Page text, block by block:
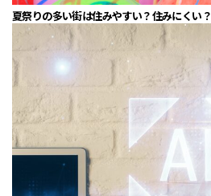
夏祭りの多い街は住みやすい？住みにくい？